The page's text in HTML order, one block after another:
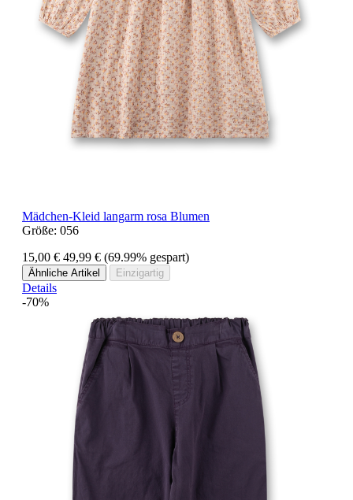
Mädchen-Kleid langarm rosa Blumen
Größe: 056
15,00 € 49,99 € (69.99% gespart)
Ähnliche Artikel Einzigartig
Details
-70%